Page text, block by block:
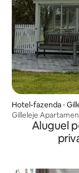
Hotel-fazenda ⋅
Gilleleje
Aluguel